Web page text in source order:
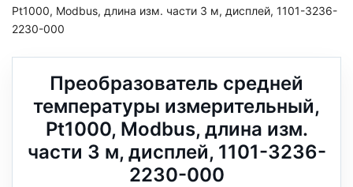
Pt1000, Modbus, длина изм. части 3 м, дисплей, 1101-3236-
2230-000
Преобразователь средней
температуры измерительный,
Pt1000, Modbus, длина изм.
части 3 м, дисплей, 1101-3236-
2230-000